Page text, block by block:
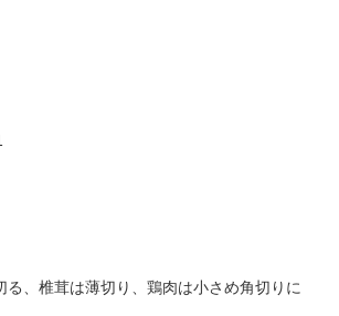
る、椎茸は薄切り、鶏肉は小さめ角切りに